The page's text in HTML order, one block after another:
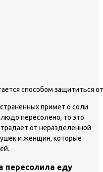
способом защититься
примет о соли
пересолено, то это
от неразделенной
и женщин, которые
пересолила еду